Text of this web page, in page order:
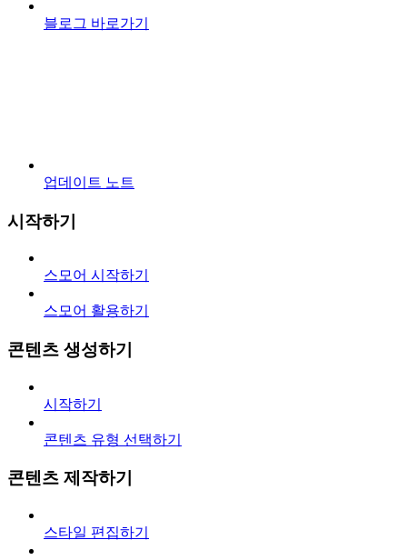
블로그 바로가기
업데이트 노트
시작하기
스모어 시작하기
스모어 활용하기
콘텐츠 생성하기
시작하기
콘텐츠 유형 선택하기
콘텐츠 제작하기
스타일 편집하기